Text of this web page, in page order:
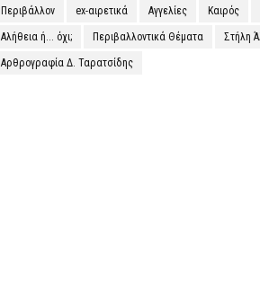
Περιβάλλον ex-αιρετικά Αγγελίες Καιρός
Αλήθεια ή... όχι; Περιβαλλοντικά Θέματα Στήλη
Αρθρογραφία Δ. Ταρατσίδης